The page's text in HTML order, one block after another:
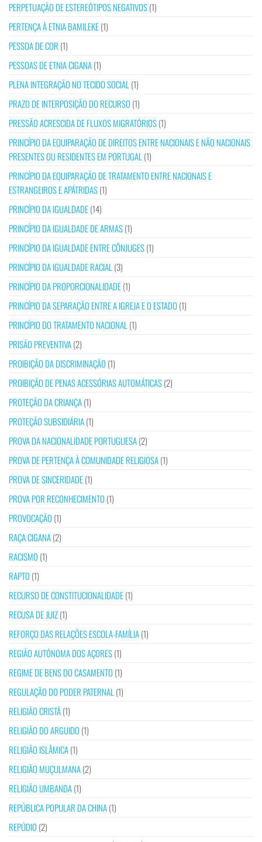
PERPETUAÇÃO DE ESTEREÓTIPOS NEGATIVOS(1)
PERTENÇA À ETNIA BAMILEKE(1)
PESSOA DE COR (1)
PESSOAS DE ETNIA CIGANA(1)
PLENA INTEGRAÇÃO NO TECIDO SOCIAL (1)
PRAZO DE INTERPOSIÇÃO DO RECURSO (1)
PRESSÃO ACRESCIDA DE FLUXOS MIGRATÓRIOS(1)
PRINCÍPIO DA EQUIPARAÇÃO DE DIREITOS ENTRE NACIONAIS E NÃO NACIONAIS
PRESENTES OU RESIDENTES EM PORTUGAL (1)
PRINCÍPIO DA EQUIPARAÇÃO DE TRATAMENTO ENTRE NACIONAIS E
ESTRANGEIROS E APÁTRIDAS(1)
PRINCÍPIO DA IGUALDADE(14)
PRINCÍPIO DA IGUALDADE DE ARMAS(1)
PRINCÍPIO DA IGUALDADE ENTRE CÔNJUGES(1)
PRINCÍPIO DA IGUALDADE RACIAL (3)
PRINCÍPIO DA PROPORCIONALIDADE(1)
PRINCÍPIO DA SEPARAÇÃO ENTRE A IGREJA E O ESTADO (1)
PRINCÍPIO DO TRATAMENTO NACIONAL (1)
PRISÃO PREVENTIVA(2)
PROIBIÇÃO DA DISCRIMINAÇÃO (1)
PROIBIÇÃO DE PENAS ACESSÓRIAS AUTOMÁTICAS(2)
PROTEÇÃO DA CRIANÇA(1)
PROTEÇÃO SUBSIDIÁRIA(1)
PROVA DA NACIONALIDADE PORTUGUESA(2)
PROVA DE PERTENÇA À COMUNIDADE RELIGIOSA(1)
PROVA DE SINCERIDADE(1)
PROVA POR RECONHECIMENTO (1)
PROVOCAÇÃO (1)
RAÇA CIGANA(2)
RACISMO (1)
RAPTO (1)
RECURSO DE CONSTITUCIONALIDADE(1)
RECUSA DE JUIZ(1)
REFORÇO DAS RELAÇÕES ESCOLA-FAMÍLIA(1)
REGIÃO AUTÓNOMA DOS AÇORES(1)
REGIME DE BENS DO CASAMENTO (1)
REGULAÇÃO DO PODER PATERNAL (1)
RELIGIÃO CRISTÃ(1)
RELIGIÃO DO ARGUIDO (1)
RELIGIÃO ISLÂMICA(1)
RELIGIÃO MUÇULMANA(2)
RELIGIÃO UMBANDA(1)
REPÚBLICA POPULAR DA CHINA(1)
REPÚDIO (2)